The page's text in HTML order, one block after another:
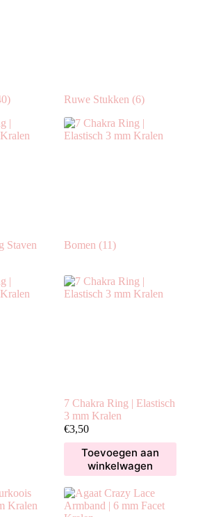
Ruwe Stukken (6)
Staven
Bomen (11)
7 Chakra Ring | Elastisch
3 mm Kralen
€3,50
Toevoegen aan
winkelwagen